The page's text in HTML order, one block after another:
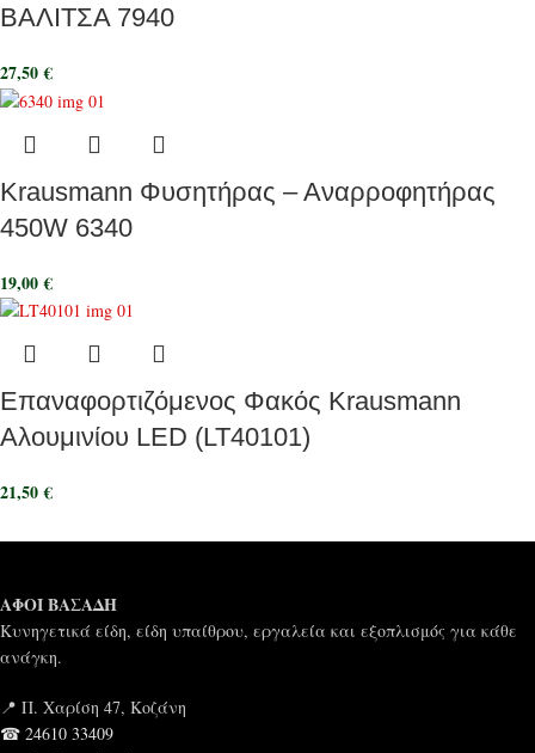
ΒΑΛΙΤΣΑ 7940
27,50€
Krausmann Φυσητήρας – Αναρροφητήρας
450W 6340
19,00€
Επαναφορτιζόμενος Φακός Krausmann
Αλουμινίου LED (LT40101)
21,50€
ΑΦΟΙ ΒΑΣΑΔΗ
Κυνηγετικά είδη, είδη υπαίθρου, εργαλεία και εξοπλισμός για κάθε
ανάγκη.
📍 Π. Χαρίση 47, Κοζάνη
☎ 24610 33409